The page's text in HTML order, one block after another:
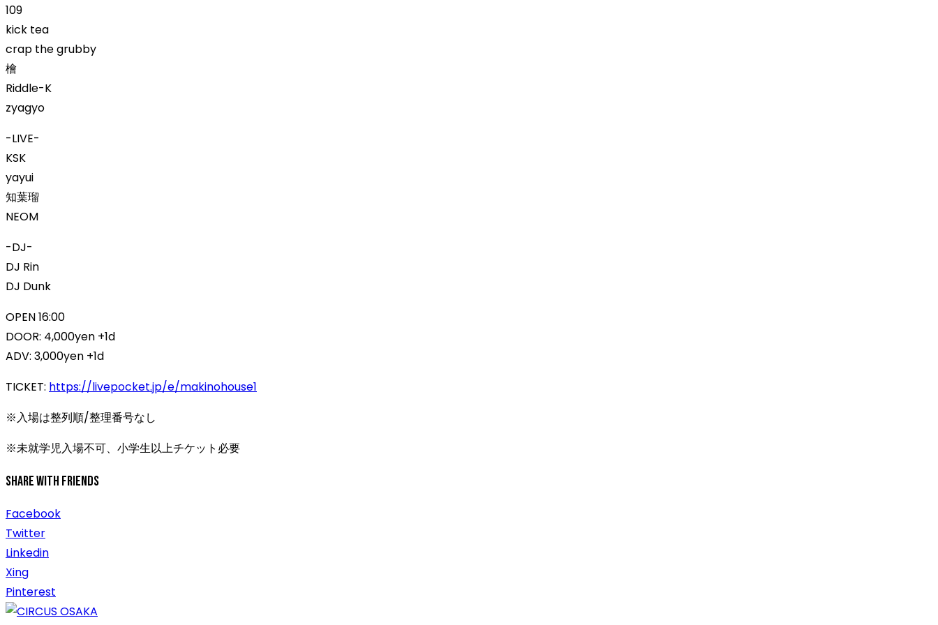
109
kick tea
crap the grubby
檜
Riddle-K
zyagyo
-LIVE-
KSK
yayui
知葉瑠
NEOM
-DJ-
DJ Rin
DJ Dunk
OPEN 16:00
DOOR: 4,000yen +1d
ADV: 3,000yen +1d
TICKET: https://livepocket.jp/e/makinohouse1
※入場は整列順/整理番号なし
※未就学児入場不可、小学生以上チケット必要
Share With Friends
Facebook
Twitter
Linkedin
Xing
Pinterest